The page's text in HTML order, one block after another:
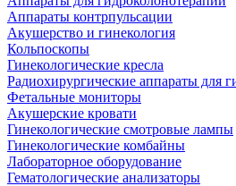
Аппараты контрпульсации
Акушерство и гинекология
Кольпоскопы
Гинекологические кресла
Радиохирургические аппараты для
Фетальные мониторы
Акушерские кровати
Гинекологические смотровые лампы
Гинекологические комбайны
Лабораторное оборудование
Гематологические анализаторы